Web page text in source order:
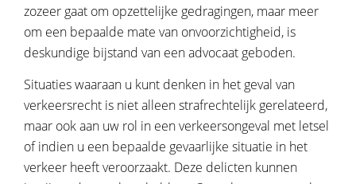
zozeer gaat om opzettelijke gedragingen, maar meer
om een bepaalde mate van onvoorzichtigheid, is
deskundige bijstand van een advocaat geboden.
Situaties waaraan u kunt denken in het geval van
verkeersrecht is niet alleen strafrechtelijk gerelateerd,
maar ook aan uw rol in een verkeersongeval met letsel
of indien u een bepaalde gevaarlijke situatie in het
verkeer heeft veroorzaakt. Deze delicten kunnen